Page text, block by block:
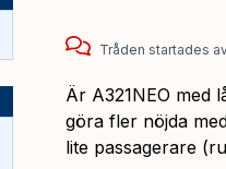
Tråden startades
Är A321NEO med
göra fler nöjda
lite passagerare